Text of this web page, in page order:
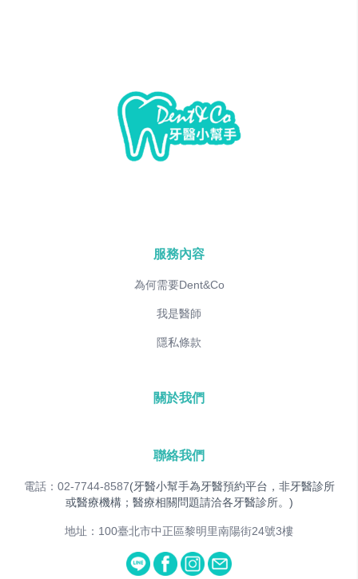
服務內容
為何需要Dent&Co
我是醫師
隱私條款
關於我們
聯絡我們
電話：02-7744-8587(牙醫小幫手為牙醫預約平台，非牙醫診所
或醫療機構；醫療相關問題請洽各牙醫診所。)
地址：100臺北市中正區黎明里南陽街24號3樓